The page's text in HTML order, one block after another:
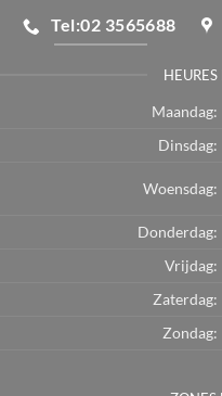
Tel:02 3565688
Maandag:
Dinsdag:
Woensdag:
Donderdag:
Vrijdag:
Zaterdag:
Zondag: